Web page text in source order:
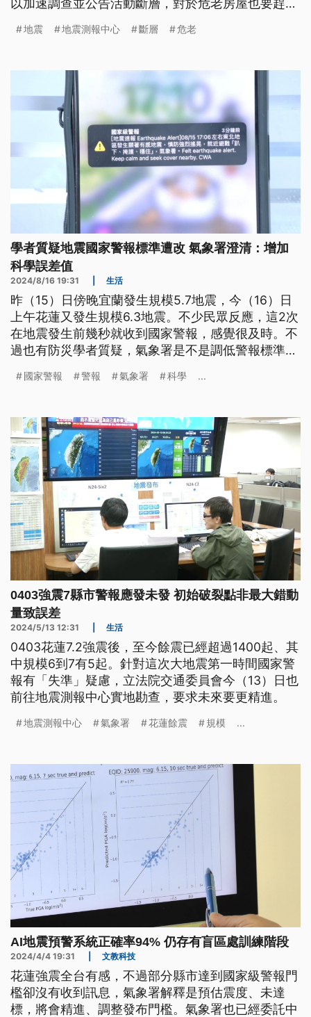
地震 地震測報中心 斷層 危老
學者質疑地震國家警報標準遭改 氣象署澄清：增加
科學誤差值
2024/8/16 19:31 生活
昨（15）日傍晚宜蘭發生規模5.7地震，今（16）日
上午花蓮又發生規模6.3地震。不少民眾反應，這2次
在地震發生前幾秒就收到國家警報，感覺很及時。不
過也有防災學者質疑，氣象署是不是調低警報標準，
級的警報門檻沒有改變，不過新增10%的科學誤差，
未發，所做出的調整。
國家警報 警報 氣象署 科學 ...
0403強震7縣市警報應發未發 初始破裂點非最大錯動
量致誤差
2024/5/13 12:31 生活
0403花蓮7.2強震後，至今餘震已經超過1400起、其
中規模6到7有5起。針對這次大地震第一時間國家警
報有「失準」疑慮，立法院交通委員會今（13）日也
前往地震測報中心實地勘查，要求未來要更精進。
地震測報中心 氣象署 花蓮餘震 規模 ...
AI地震預警系統正確率94% 仍存有盲區處訓練階段
2024/4/4 19:31 文教科技
花蓮強震全台有感，不過部分縣市達到國家級警報門
檻卻沒有收到訊息，氣象署解釋是預估震度、未達
標，將會精進、調整發布門檻。氣象署也已經委託中